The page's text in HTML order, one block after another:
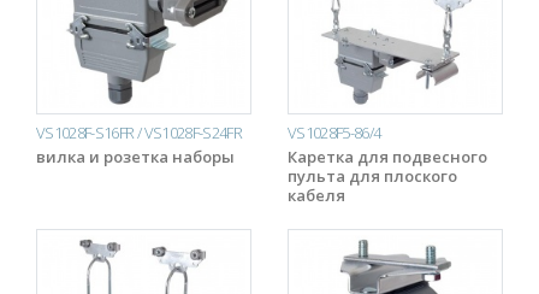
VS1028F-S16FR / VS1028F-S24FR
вилка и розетка наборы
VS1028F5-86/4
Каретка для подвесного
пульта для плоского
кабеля